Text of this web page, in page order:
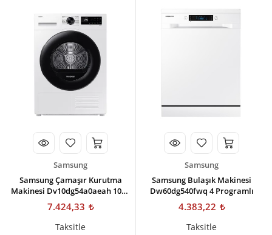
Motorsikletler
Samsung
Samsung Çamaşır Kurutma
Makinesi Dv10dg54a0aeah 10kg
Isı Pompalı
7.424,33
Taksitle
Samsung
Samsung Bulaşık Makinesi
Dw60dg540fwq 4 Programlı
4.383,22
Taksitle